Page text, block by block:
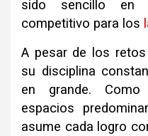
sido sencillo en
competitivo para los
A pesar de los
su disciplina
en grande.
espacios
asume cada logro